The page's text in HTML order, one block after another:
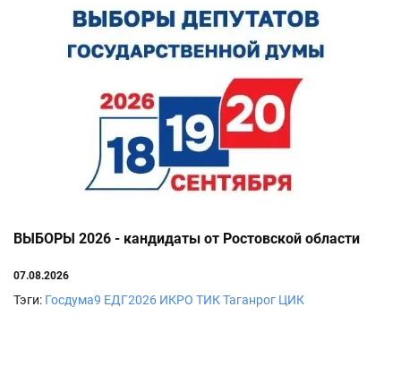
ВЫБОРЫ 2026 - кандидаты от Ростовской области
07.08.2026
Тэги: Госдума9 ЕДГ2026 ИКРО ТИКТаганрог ЦИК